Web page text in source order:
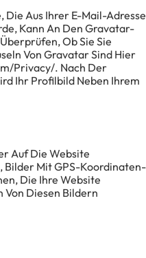
Aus Ihrer E-Mail-Adresse
Kann An Den Gravatar-
Ob Sie Sie
Von Gravatar Sind Hier
privacy/. Nach Der
Ihr Profilbild Neben Ihrem
Auf Die Website
Bilder Mit GPS-Koordinaten-
Die Ihre Website
Von Diesen Bildern